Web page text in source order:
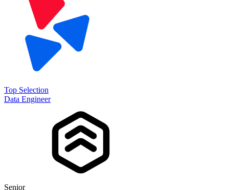
Top Selection
Data Engineer
Senior